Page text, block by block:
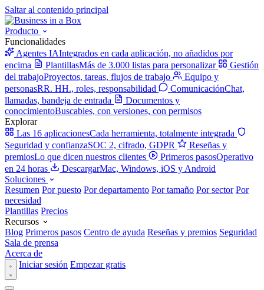
Saltar al contenido principal
Producto
Funcionalidades
Agentes IAIntegrados en cada aplicación, no añadidos por
encima
PlantillasMás de 3.000 listas para personalizar
Gestión
del trabajoProyectos, tareas, flujos de trabajo
Equipo y
personasRR. HH., roles, responsabilidad ComunicaciónChat,
llamadas, bandeja de entrada
Documentos y
conocimientoBuscables, con versiones, con permisos
Explorar
Las 16 aplicacionesCada herramienta, totalmente integrada
Seguridad y confianzaSOC 2, cifrado, GDPR
Reseñas y
premiosLo que dicen nuestros clientes Primeros pasosOperativo
en 24 horas
DescargarMac, Windows, iOS y Android
Soluciones
Resumen Por puesto Por departamento Por tamaño Por sector Por
necesidad
Plantillas Precios
Recursos
Blog Primeros pasos Centro de ayuda Reseñas y premios Seguridad
Sala de prensa
Acerca de
Iniciar sesión Empezar gratis